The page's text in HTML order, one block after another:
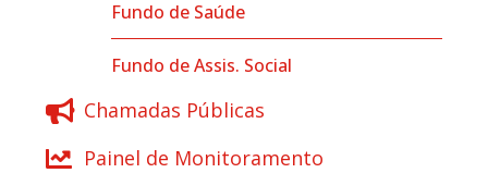
Fundo de Saúde
Fundo de Assis. Social
Chamadas Públicas
Painel de Monitoramento